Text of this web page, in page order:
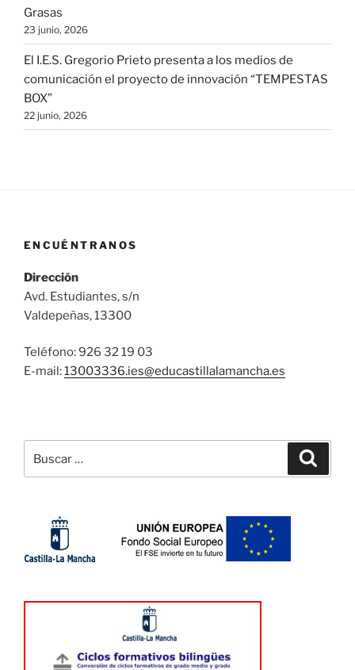
Grasas
23 junio, 2026
El I.E.S. Gregorio Prieto presenta a los medios de
comunicación el proyecto de innovación “TEMPESTAS
BOX”
22 junio, 2026
ENCUÉNTRANOS
Dirección
Avd. Estudiantes, s/n
Valdepeñas, 13300
Teléfono: 926 32 19 03
E-mail:13003336.ies@educastillalamancha.es
por: